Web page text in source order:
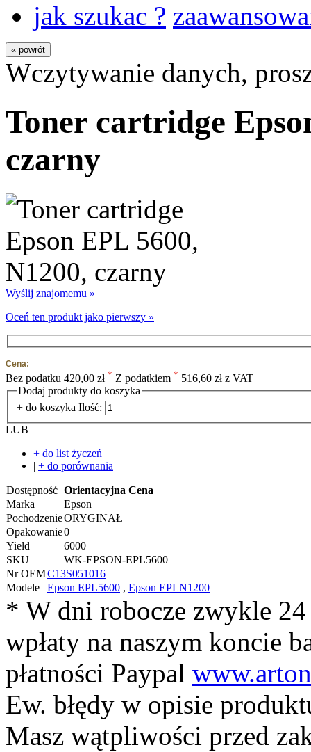
jak szukac ?
« powrót
Wczytywanie danych,
Toner cartridge
czarny
Wyślij znajomemu »
Oceń ten produkt jako pierwszy »
Cena:
Bez podatku 420,00 zł * Z podatkiem * 516,60 zł z VAT
Dodaj produkty do koszyka
+ do koszyka Ilość:
LUB
+ do list życzeń
| + do porównania
Dostępność Orientacyjna Cena
Marka
Epson
PochodzenieORYGINAŁ
Opakowanie0
Yield
6000
SKU
WK-EPSON-EPL5600
Nr OEMC13S051016
Modele
Epson EPL5600 , Epson EPLN1200
* W dni robocze zwykle
wpłaty na naszym koncie
płatności Paypal
Ew. błędy w opisie
Masz wątpliwości przed